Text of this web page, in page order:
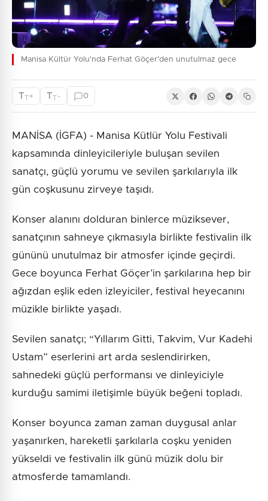
Manisa Kültür Yolu'nda Ferhat Göçer'den unutulmaz gece
TT+ TT - 0
MANİSA (İGFA) - Manisa Kütlür Yolu Festivali
kapsamında dinleyicileriyle buluşan sevilen
sanatçı, güçlü yorumu ve sevilen şarkılarıyla ilk
gün coşkusunu zirveye taşıdı.
Konser alanını dolduran binlerce müziksever,
sanatçının sahneye çıkmasıyla birlikte festivalin ilk
gününü unutulmaz bir atmosfer içinde geçirdi.
Gece boyunca Ferhat Göçer’in şarkılarına hep bir
ağızdan eşlik eden izleyiciler, festival heyecanını
müzikle birlikte yaşadı.
Sevilen sanatçı; “Yıllarım Gitti, Takvim, Vur Kadehi
Ustam” eserlerini art arda seslendirirken,
sahnedeki güçlü performansı ve dinleyiciyle
kurduğu samimi iletişimle büyük beğeni topladı.
Konser boyunca zaman zaman duygusal anlar
yaşanırken, hareketli şarkılarla coşku yeniden
yükseldi ve festivalin ilk günü müzik dolu bir
atmosferde tamamlandı.